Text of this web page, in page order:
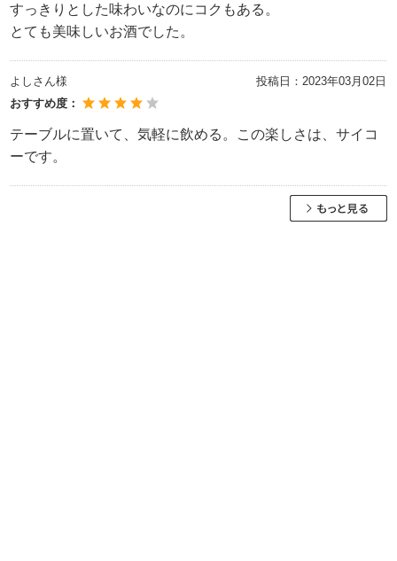
すっきりとした味わいなのにコクもある。
とても美味しいお酒でした。
よしさん様 投稿日： 2023年03月02日
おすすめ度：
テーブルに置いて、気軽に飲める。この楽しさは、サイコ
ーです。